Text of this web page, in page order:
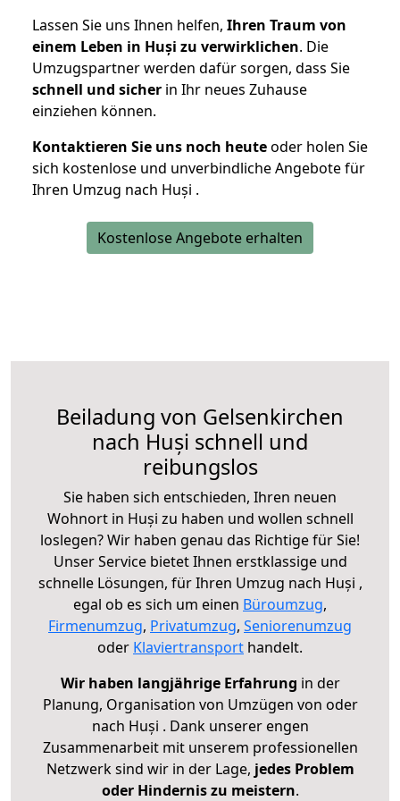
Lassen Sie uns Ihnen helfen, Ihren Traum von
einem Leben in Huși zu verwirklichen. Die
Umzugspartner werden dafür sorgen, dass Sie
schnell und sicher in Ihr neues Zuhause
einziehen können.
Kontaktieren Sie uns noch heuteoder holen Sie
sich kostenlose und unverbindliche Angebote für
Ihren Umzug nach Huși .
Kostenlose Angebote erhalten
Beiladung von Gelsenkirchen
nach Huși schnell und
reibungslos
Sie haben sich entschieden, Ihren neuen
Wohnort in Huși zu haben und wollen schnell
loslegen? Wir haben genau das Richtige für Sie!
Unser Service bietet Ihnen erstklassige und
schnelle Lösungen, für Ihren Umzug nach Huși ,
egal ob es sich um einen Büroumzug,
Firmenumzug, Privatumzug, Seniorenumzug
oder Klaviertransport handelt.
Wir haben langjährige Erfahrung in der
Planung, Organisation von Umzügen von oder
nach Huși . Dank unserer engen
Zusammenarbeit mit unserem professionellen
Netzwerk sind wir in der Lage, jedes Problem
oder Hindernis zu meistern.